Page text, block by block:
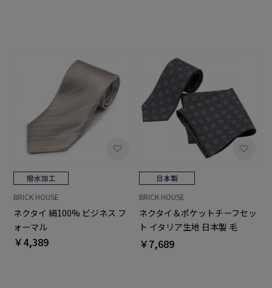
BRICK HOUSE
ネクタイ 絹100% ビジネス フ
ォーマル
￥4,389
BRICK HOUSE
ネクタイ＆ポケットチーフセッ
ト イタリア生地 日本製 毛
100% カノニコ ビジネス フォ
￥7,689